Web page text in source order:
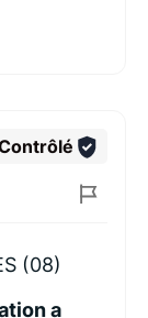
(08)
a